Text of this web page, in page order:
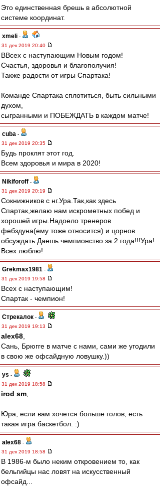
Это единственная брешь в абсолютной
системе координат.
xmeli -
31 дек 2019 20:40
ВВсех с наступающим Новым годом!
Счастья, здоровья и благополучия!
Также радости от игры Спартака!
Команде Спартака сплотиться, быть сильными
духом,
сыгранными и ПОБЕЖДАТЬ в каждом матче!
cuba -
31 дек 2019 20:35
Будь проклят этот год.
Всем здоровья и мира в 2020!
Nikiforoff -
31 дек 2019 20:19
Сокнижников с нг.Ура.Так,как здесь
Спартак,желаю нам искрометных побед и
хорошей игры.Надоело тренеров
фебздуна(ему тоже относится) и цорнов
обсуждать.Даешь чемпионство за 2 года!!!Ура!
Всех люблю!
Grekmax1981 -
31 дек 2019 19:58
Всех с наступающим!
Спартак - чемпион!
Стрекалок -
31 дек 2019 19:13
alex68
Сань, Брюгге в матче с нами, сами же угодили
в свою же офсайдную ловушку.))
ys -
31 дек 2019 18:58
irod sm
Юра, если вам хочется больше голов, есть
такая игра баскетбол. :)
alex68 -
31 дек 2019 18:58
В 1986-м было неким откровением то, как
бельгийцы нас ловят на искусственный
офсайд...